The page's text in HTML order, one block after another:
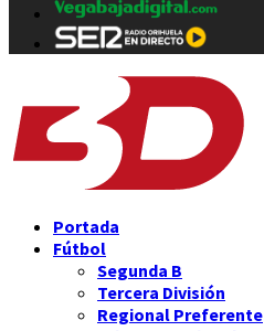
Portada
Fútbol
Segunda B
Tercera División
Regional Preferente